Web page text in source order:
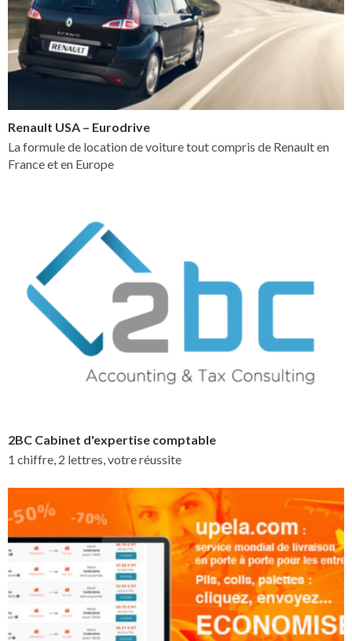
Renault USA – Eurodrive
La formule de location de voiture tout compris de Renault en
France et en Europe
2BC Cabinet d'expertise comptable
1 chiffre, 2 lettres, votre réussite